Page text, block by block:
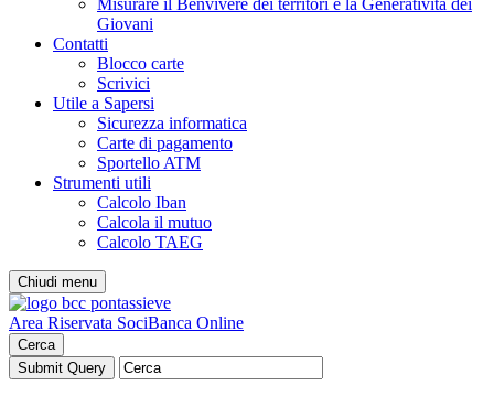
Misurare il Benvivere dei territori e la Generatività dei
Giovani
Contatti
Blocco carte
Scrivici
Utile a Sapersi
Sicurezza informatica
Carte di pagamento
Sportello ATM
Strumenti utili
Calcolo Iban
Calcola il mutuo
Calcolo TAEG
Chiudi menu
Area Riservata SociBanca Online
Cerca